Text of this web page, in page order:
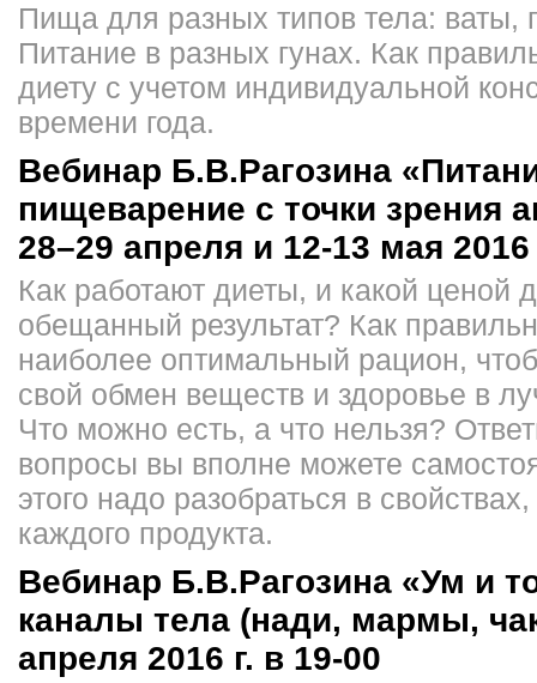
Пища для разных типов тела: ваты,
Питание в разных гунах. Как
диету с учетом индивидуальной
времени года.
Вебинар Б.В.Рагозина
пищеварение с точки зрения
28–29 апреля и 12-13 мая 2016
Как работают диеты, и какой ценой
обещанный результат? Как
наиболее оптимальный рацион,
свой обмен веществ и здоровье в
Что можно есть, а что нельзя?
вопросы вы вполне можете
этого надо разобраться в
каждого продукта.
Вебинар Б.В.Рагозина «Ум и
каналы тела (нади, мармы,
апреля 2016 г. в 19-00